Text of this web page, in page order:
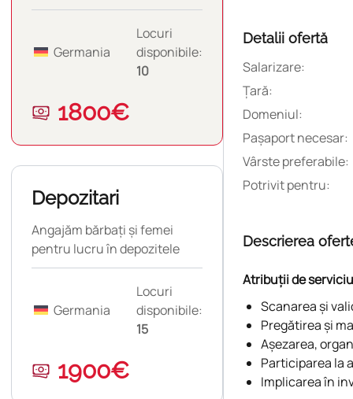
diverse depozite din
Germania
Locuri
disponibile:
10
1800€
Depozitari
Angajăm bărbați și femei
pentru lucru în depozitele
ALDI.
Germania
Locuri
disponibile:
15
1900€
Detalii ofertă
Salarizare:
Ţară:
Domeniul:
Pașaport necesar:
Vârste preferabile:
Potrivit pentru:
Descrierea
Atribuții de serviciu
Scanarea și
Pregătirea și
Așezarea,
Participarea la
Implicarea în